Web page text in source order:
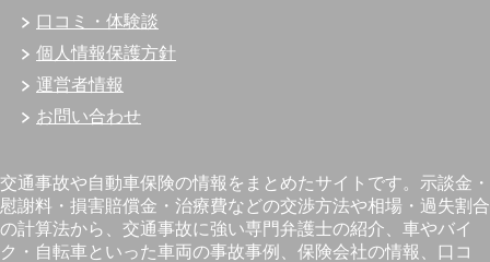
口コミ・体験談
個人情報保護方針
運営者情報
お問い合わせ
交通事故や自動車保険の情報をまとめたサイトです。示談金・
慰謝料・損害賠償金・治療費などの交渉方法や相場・過失割合
の計算法から、交通事故に強い専門弁護士の紹介、車やバイ
ク・自転車といった車両の事故事例、保険会社の情報、口コ